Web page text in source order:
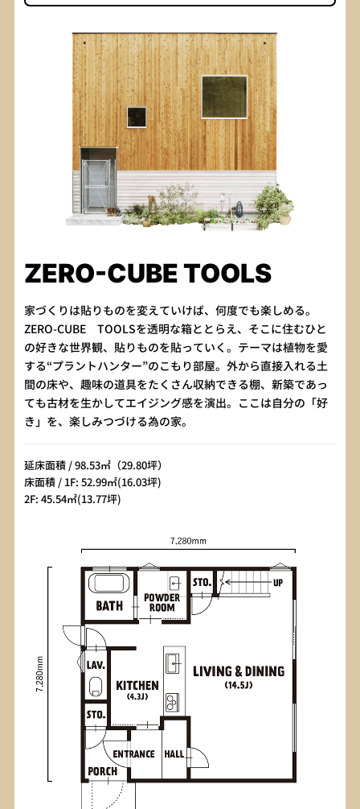
ZERO-CUBE TOOLS
家づくりは貼りものを変えていけば、何度でも楽しめる。
ZERO-CUBE TOOLSを透明な箱ととらえ、そこに住むひと
の好きな世界観、貼りものを貼っていく。テーマは植物を愛
する“プラントハンター”のこもり部屋。外から直接入れる土
間の床や、趣味の道具をたくさん収納できる棚、新築であっ
ても古材を生かしてエイジング感を演出。ここは自分の「好
き」を、楽しみつづける為の家。
延床面積 / 98.53㎡（29.80坪）
床面積 / 1F: 52.99㎡(16.03坪)
2F: 45.54㎡(13.77坪)